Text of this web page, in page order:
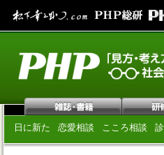
日に新た 恋愛相談 こころ相談